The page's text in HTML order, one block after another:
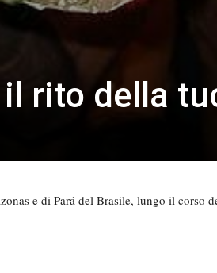
rito della
e di Pará del Brasile, lungo il corso